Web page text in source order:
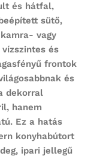
és hátfal,
sütő,
vagy
és
frontok
és
dekorral
hanem
Ez a hatás
konyhabútort
ipari jellegű